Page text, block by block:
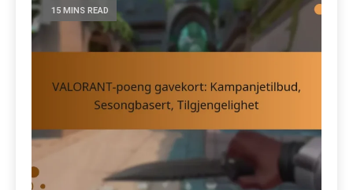
15 MINS READ